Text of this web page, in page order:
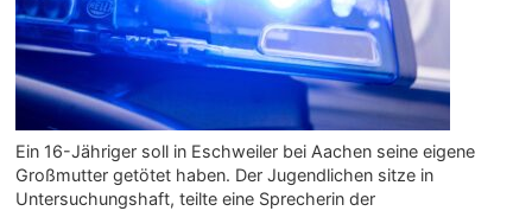
Ein 16-Jähriger soll in Eschweiler bei Aachen seine eigene
Großmutter getötet haben. Der Jugendlichen sitze in
Untersuchungshaft, teilte eine Sprecherin der